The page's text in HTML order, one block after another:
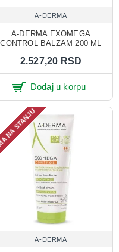
A-DERMA
A-DERMA EXOMEGA
CONTROL BALZAM 200 ML
2.527,20 RSD
Dodaj u korpu
STANJU
A-DERMA